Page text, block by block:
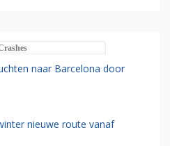
naar Barcelona door
nieuwe route vanaf